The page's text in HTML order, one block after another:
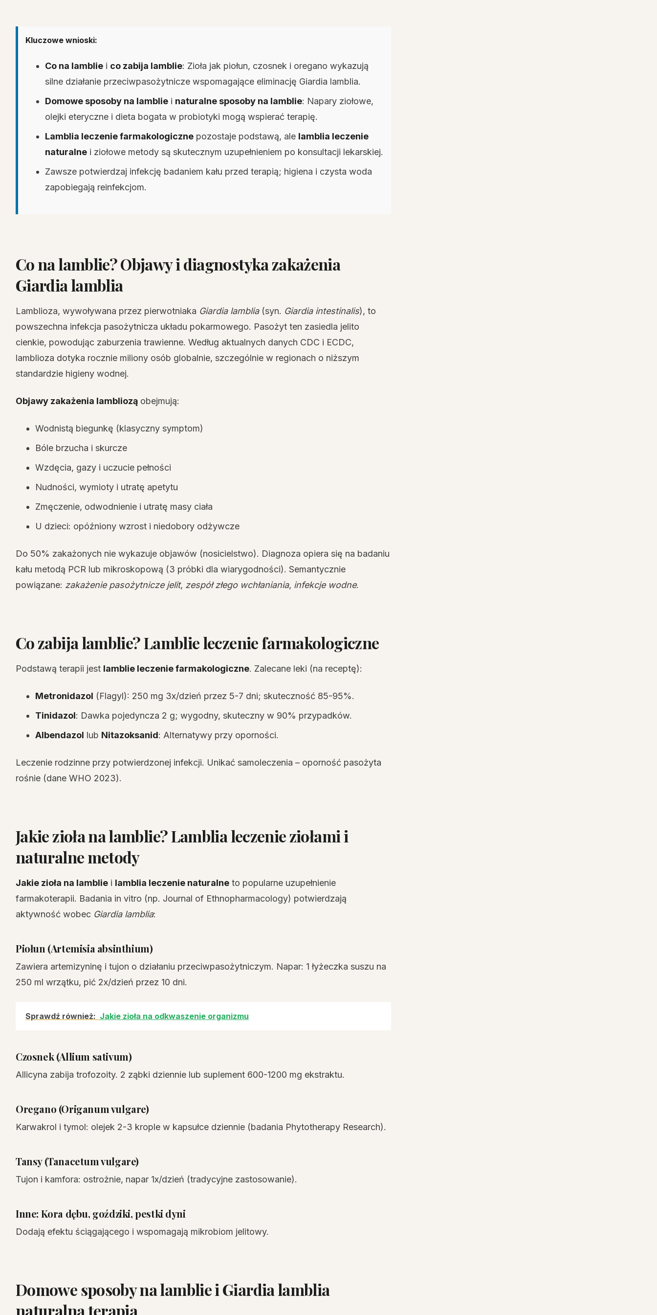
Kluczowe wnioski:
Co na lamblie i co zabija lamblie: Zioła jak piołun, czosnek i oregano wykazują
silne działanie przeciwpasożytnicze wspomagające eliminację Giardia lamblia.
Domowe sposoby na lamblie i naturalne sposoby na lamblie: Napary ziołowe,
olejki eteryczne i dieta bogata w probiotyki mogą wspierać terapię.
Lamblia leczenie farmakologiczne pozostaje podstawą, ale lamblia leczenie
naturalne i ziołowe metody są skutecznym uzupełnieniem po konsultacji lekarskiej.
Zawsze potwierdzaj infekcję badaniem kału przed terapią; higiena i czysta woda
zapobiegają reinfekcjom.
Co na lamblie? Objawy i diagnostyka zakażenia
Giardia lamblia
Lamblioza, wywoływana przez pierwotniaka Giardia lamblia(syn. Giardia intestinalis), to
powszechna infekcja pasożytnicza układu pokarmowego. Pasożyt ten zasiedla jelito
cienkie, powodując zaburzenia trawienne. Według aktualnych danych CDC i ECDC,
lamblioza dotyka rocznie miliony osób globalnie, szczególnie w regionach o niższym
standardzie higieny wodnej.
Objawy zakażenia lambliozą obejmują:
Wodnistą biegunkę (klasyczny symptom)
Bóle brzucha i skurcze
Wzdęcia, gazy i uczucie pełności
Nudności, wymioty i utratę apetytu
Zmęczenie, odwodnienie i utratę masy ciała
U dzieci: opóźniony wzrost i niedobory odżywcze
Do 50% zakażonych nie wykazuje objawów (nosicielstwo). Diagnoza opiera się na badaniu
kału metodą PCR lub mikroskopową (3 próbki dla wiarygodności). Semantycznie
powiązane: zakażenie pasożytnicze jelit, zespół złego wchłaniania, infekcje wodne.
Co zabija lamblie? Lamblie leczenie farmakologiczne
Podstawą terapii jest lamblie leczenie farmakologiczne. Zalecane leki (na receptę):
Metronidazol (Flagyl): 250 mg 3x/dzień przez 5-7 dni; skuteczność 85-95%.
Tinidazol: Dawka pojedyncza 2 g; wygodny, skuteczny w 90% przypadków.
Albendazol lub Nitazoksanid: Alternatywy przy oporności.
Leczenie rodzinne przy potwierdzonej infekcji. Unikać samoleczenia – oporność pasożyta
rośnie (dane WHO 2023).
Jakie zioła na lamblie? Lamblia leczenie ziołami i
naturalne metody
Jakie zioła na lamblie i lamblia leczenie naturalne to popularne uzupełnienie
farmakoterapii. Badania in vitro (np. Journal of Ethnopharmacology) potwierdzają
aktywność wobec Giardia lamblia:
Piołun (Artemisia absinthium)
Zawiera artemizyninę i tujon o działaniu przeciwpasożytniczym. Napar: 1 łyżeczka suszu na
250 ml wrzątku, pić 2x/dzień przez 10 dni.
Sprawdź również: Jakie zioła na odkwaszenie organizmu
Czosnek (Allium sativum)
Allicyna zabija trofozoity. 2 ząbki dziennie lub suplement 600-1200 mg ekstraktu.
Oregano (Origanum vulgare)
Karwakrol i tymol: olejek 2-3 krople w kapsułce dziennie (badania Phytotherapy Research).
Tansy (Tanacetum vulgare)
Tujon i kamfora: ostrożnie, napar 1x/dzień (tradycyjne zastosowanie).
Inne: Kora dębu, goździki, pestki dyni
Dodają efektu ściągającego i wspomagają mikrobiom jelitowy.
Domowe sposoby na lamblie i Giardia lamblia
naturalna terapia